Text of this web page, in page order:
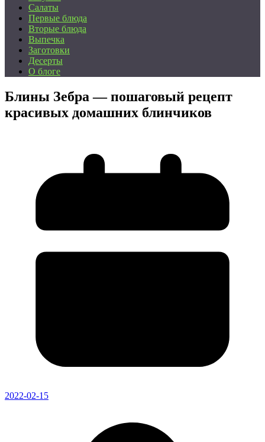
Салаты
Первые блюда
Вторые блюда
Выпечка
Заготовки
Десерты
О блоге
Блины Зебра — пошаговый рецепт
красивых домашних блинчиков
2022-02-15